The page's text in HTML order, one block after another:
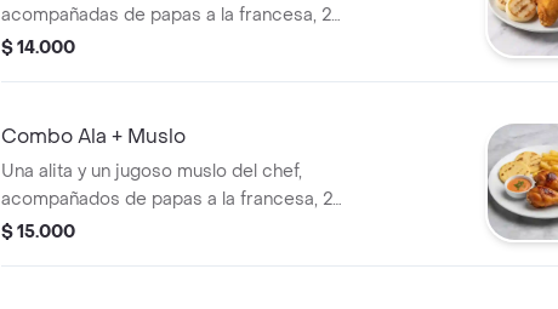
acompañadas de papas a la francesa, 2
arepitas, tártara y miel.
$ 14.000
Combo Ala + Muslo
Una alita y un jugoso muslo del chef,
acompañados de papas a la francesa, 2
arepitas, tártara y miel.
$ 15.000